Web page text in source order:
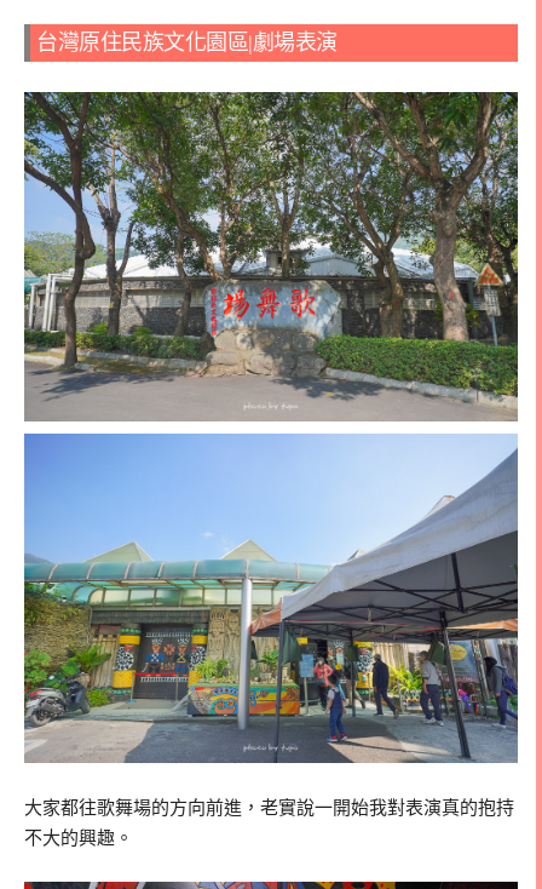
台灣原住民族文化園區|劇場表演
大家都往歌舞場的方向前進，老實說一開始我對表演真的抱持
不大的興趣。